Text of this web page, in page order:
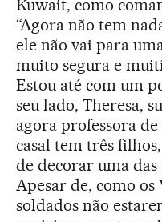
Kuwait, como
“Agora não tem
ele não vai para
muito segura e
Estou até com um
seu lado, Theresa,
agora professora de
casal tem três
de decorar uma das
Apesar de, como os
soldados não